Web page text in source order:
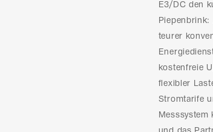
E3/DC den
teurer
kostenfreie
flexibler
Stromtarife